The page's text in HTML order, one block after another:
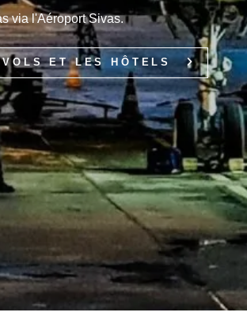
via l'Aéroport Sivas.
VOLS ET LES HÔTELS